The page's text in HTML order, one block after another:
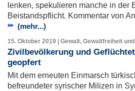
lenken, spekulieren manche in der
Beistandspflicht. Kommentar von
(mehr...)
15. Oktober 2019 | Gewalt, Gewaltfreiheit
Zivilbevölkerung und
geopfert
Mit dem erneuten Einmarsch
befreundeter syrischer Milizen in